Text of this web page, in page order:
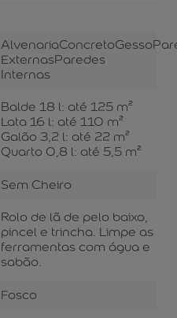
AlvenariaConcretoGesso
ExternasParedes
Internas
Balde 18 l: até 125 m²
Lata 16 l: até 110 m²
Galão 3,2 l: até 22 m²
Quarto 0,8 l: até 5,5 m²
Sem Cheiro
Rolo de lã de pelo baixo,
pincel e trincha. Limpe as
ferramentas com água e
sabão.
Fosco